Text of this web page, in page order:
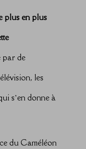
plus en plus
par de
les
s’en donne à
du Caméléon